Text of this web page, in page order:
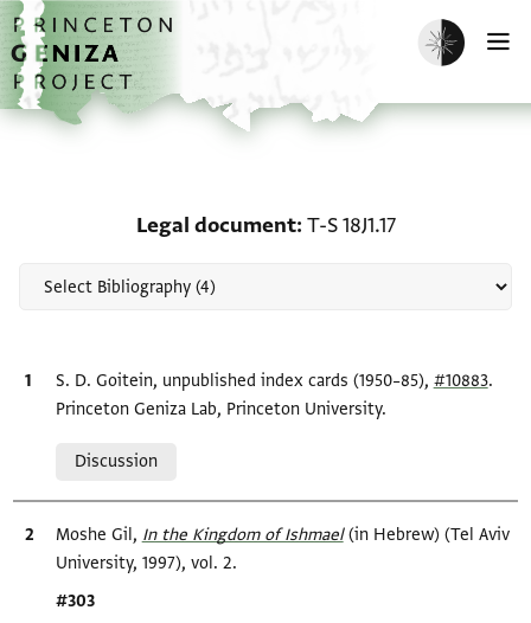
Skip to main content
home
Enable dark
Legal document T-S 18J1.17
Bibliographic citation
S. D. Goitein, unpublished index cards (1950–85), #10883.
Princeton Geniza Lab, Princeton University.
Discussion
Bibliographic citation
Moshe Gil, In the Kingdom of Ishmael‎(in Hebrew) (Tel Aviv
University, 1997), vol. 2.
Location in source
#303